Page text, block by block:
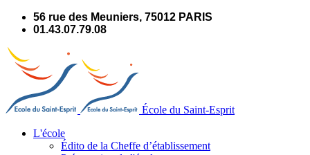
56 rue des Meuniers, 75012 PARIS
01.43.07.79.08
École du Saint-Esprit
L'école
Édito de la Cheffe d’établissement